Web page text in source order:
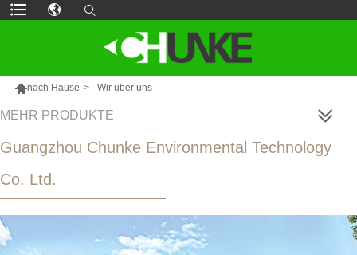
nach Hause > Wir über uns
MEHR PRODUKTE
Guangzhou Chunke Environmental Technology
Co. Ltd.